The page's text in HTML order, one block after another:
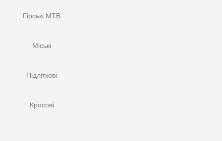
Гірські MTB
Міські
Підліткові
Кросові